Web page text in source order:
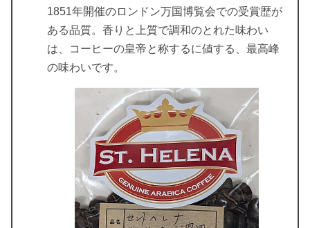
1851年開催のロンドン万国博覧会での受賞歴が
ある品質。香りと上質で調和のとれた味わい
は、コーヒーの皇帝と称するに値する、最高峰
の味わいです。